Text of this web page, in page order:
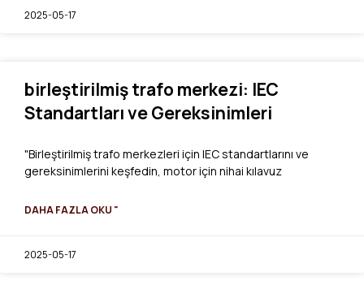
2025-05-17
birleştirilmiş trafo merkezi: IEC
Standartları ve Gereksinimleri
"Birleştirilmiş trafo merkezleri için IEC standartlarını ve
gereksinimlerini keşfedin, motor için nihai kılavuz
DAHA FAZLA OKU "
2025-05-17